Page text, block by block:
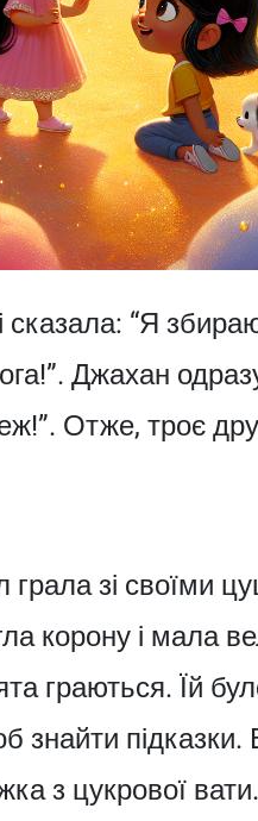
сказала: “Я
Джахан
Отже, троє
зі своїми
корону і мала
граються. Їй
знайти
з цукрової